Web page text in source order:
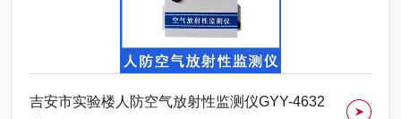
吉安市实验楼人防空气放射性监测仪GYY-4632